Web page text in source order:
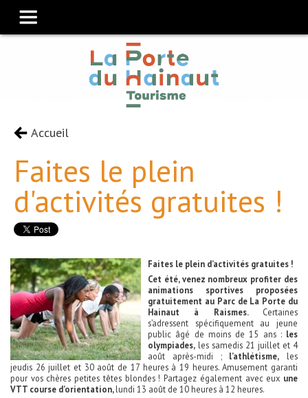
Accueil
Faites le plein
d'activités gratuites !
Faites le plein d’activités gratuites !
Cet été, venez nombreux profiter des
animations sportives proposées
gratuitement au Parc de La Porte du
Hainaut à Raismes. Certaines
s’adressent spécifiquement au jeune
public âgé de moins de 15 ans : les
olympiades, les samedis 21 juillet et 4
août après-midi ; l’athlétisme, les
jeudis 26 juillet et 30 août de 17 heures à 19 heures. Amusement garanti
pour vos chères petites têtes blondes ! Partagez également avec eux une
VTT course d’orientation,lundi 13 août de 10 heures à 12 heures.